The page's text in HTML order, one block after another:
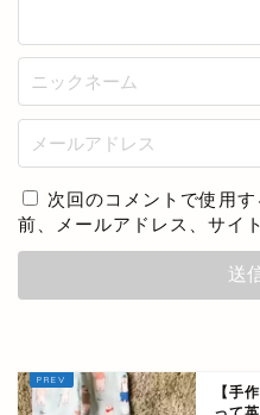
次回のコメントで使用
前、メールアドレス、サイ
【手